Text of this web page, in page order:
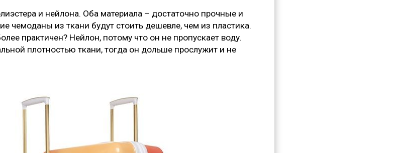
и нейлона. Оба материала – достаточно прочные и
чемоданы из ткани будут стоить дешевле, чем из пластика.
практичен? Нейлон, потому что он не пропускает воду.
плотностью ткани, тогда он дольше прослужит и не